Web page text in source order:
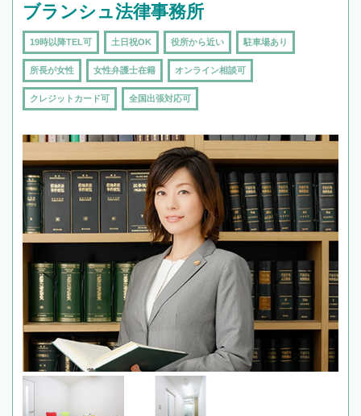
ブランシュ法律事務所
19時以降TEL可 土日祝OK 役所から近い 駐車場あり
所長が女性 女性弁護士在籍 オンライン相談可
クレジットカード可 全国出張対応可